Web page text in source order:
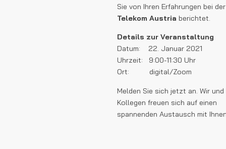
Sie von Ihren Erfahrungen bei
Telekom Austria berichtet.
Details zur Veranstaltung
Datum: 22. Januar 2021
Uhrzeit: 9:00-11:30 Uhr
Ort: digital/Zoom
Melden Sie sich jetzt an. Wir und
Kollegen freuen sich auf einen
spannenden Austausch mit